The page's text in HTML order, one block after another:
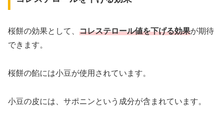
桜餅の効果として、 コレステロール値を下げる効果が期待
できます。
桜餅の餡には小豆が使用されています。
小豆の皮には、サポニンという成分が含まれています。